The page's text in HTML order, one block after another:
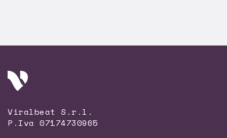
Viralbeat S.r.l.
P.Iva 07174730965